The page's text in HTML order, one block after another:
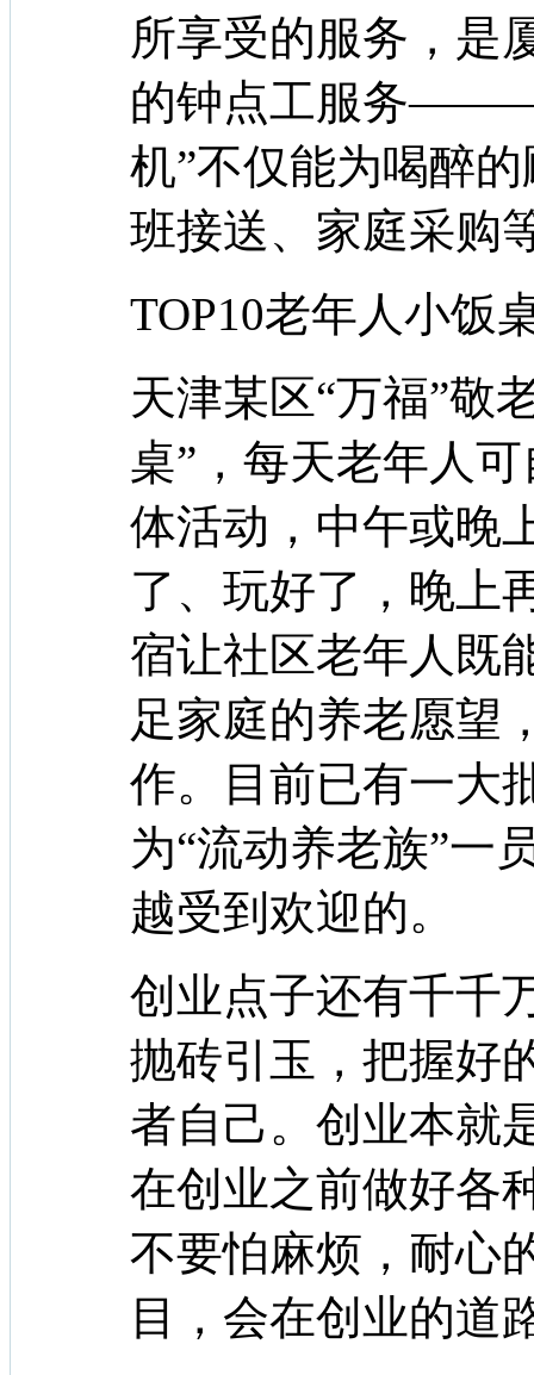
所享受的服务，是
的钟点工服务―――
机”不仅能为喝醉
班接送、家庭采购
TOP10老年人小饭
天津某区“万福”敬
桌”，每天老年人
体活动，中午或晚
了、玩好了，晚上
宿让社区老年人既
足家庭的养老愿望
作。目前已有一大
为“流动养老族”一
越受到欢迎的。
创业点子还有千千
抛砖引玉，把握好
者自己。创业本就
在创业之前做好各
不要怕麻烦，耐心
目，会在创业的道